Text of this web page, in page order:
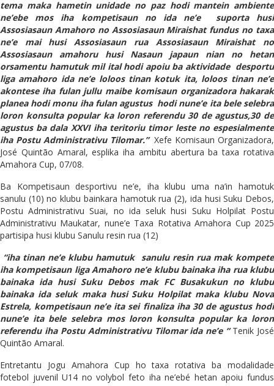
tema maka hametin unidade no paz hodi mantein ambiente
ne’ebe mos iha kompetisaun no ida ne’e suporta husi
Assosiasaun Amahoro no Assosiasaun Miraishat fundus no taxa
ne’e mai husi Assosiasaun rua Assosiasaun Miraishat no
Assosiasaun amahoru husi Nasaun japaun nian no hetan
orsamentu hamutuk mil ital hodi apoiu ba aktividade desportu
liga amahoro ida ne’e loloos tinan kotuk ita, loloos tinan ne’e
akontese iha fulan jullu maibe komisaun organizadora hakarak
planea hodi monu iha fulan agustus hodi nune’e ita bele selebra
loron konsulta popular ka loron referendu 30 de agustus,30 de
agustus ba dala XXVI iha teritoriu timor leste no espesialmente
iha Postu Administrativu Tilomar.” Xefe Komisaun Organizadora,
José Quintão Amaral, esplika iha ambitu abertura ba taxa rotativa
Amahora Cup, 07/08.
Ba Kompetisaun desportivu ne’e, iha klubu uma na’in hamotuk
sanulu (10) no klubu bainkara hamotuk rua (2), ida husi Suku Debos,
Postu Administrativu Suai, no ida seluk husi Suku Holpilat Postu
Administrativu Maukatar, nune’e Taxa Rotativa Amahora Cup 2025
partisipa husi klubu Sanulu resin rua (12)
“iha tinan ne’e klubu hamutuk sanulu resin rua mak kompete
iha kompetisaun liga Amahoro ne’e klubu bainaka iha rua klubu
bainaka ida husi Suku Debos mak FC Busakukun no klubu
bainaka ida seluk maka husi Suku Holpilat maka klubu Nova
Estrela, kompetisaun ne’e ita sei finaliza iha 30 de agustus hodi
nune’e ita bele selebra mos loron konsulta popular ka loron
referendu iha Postu Administrativu Tilomar ida ne’e “Tenik José
Quintão Amaral.
Entretantu Jogu Amahora Cup ho taxa rotativa ba modalidade
fotebol juvenil U14 no volybol feto iha ne’ebé hetan apoiu fundus